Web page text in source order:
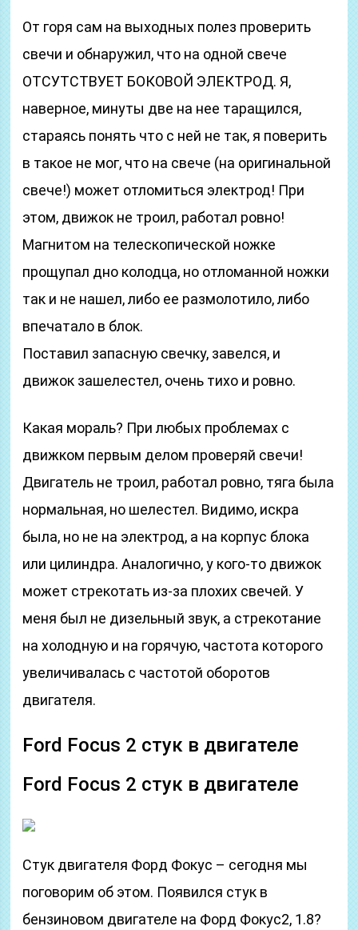
От горя сам на выходных полез проверить
свечи и обнаружил, что на одной свече
ОТСУТСТВУЕТ БОКОВОЙ ЭЛЕКТРОД. Я,
наверное, минуты две на нее таращился,
стараясь понять что с ней не так, я поверить
в такое не мог, что на свече (на оригинальной
свече!) может отломиться электрод! При
этом, движок не троил, работал ровно!
Магнитом на телескопической ножке
прощупал дно колодца, но отломанной ножки
так и не нашел, либо ее размолотило, либо
впечатало в блок.
Поставил запасную свечку, завелся, и
движок зашелестел, очень тихо и ровно.
Какая мораль? При любых проблемах с
движком первым делом проверяй свечи!
Двигатель не троил, работал ровно, тяга была
нормальная, но шелестел. Видимо, искра
была, но не на электрод, а на корпус блока
или цилиндра. Аналогично, у кого-то движок
может стрекотать из-за плохих свечей. У
меня был не дизельный звук, а стрекотание
на холодную и на горячую, частота которого
увеличивалась с частотой оборотов
двигателя.
Ford Focus 2 стук в двигателе
Ford Focus 2 стук в двигателе
Стук двигателя Форд Фокус – сегодня мы
поговорим об этом. Появился стук в
бензиновом двигателе на Форд Фокус2, 1.8?